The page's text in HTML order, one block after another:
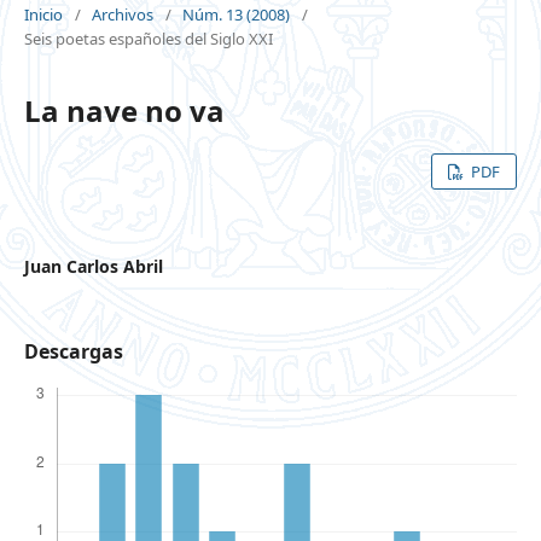
Inicio / Archivos / Núm. 13 (2008) /
Seis poetas españoles del Siglo XXI
La nave no va
PDF
Juan Carlos Abril
Descargas